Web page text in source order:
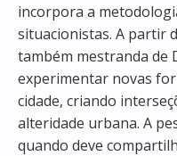
incorpora a
situacionistas. A partir
também mestranda de
experimentar novas
cidade, criando
alteridade urbana. A
quando deve